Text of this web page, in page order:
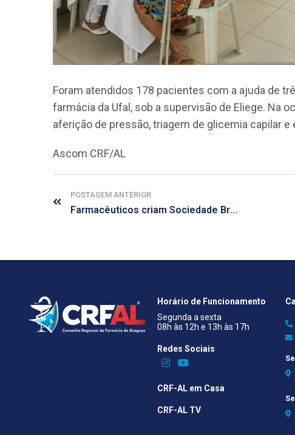
Foram atendidos 178 pacientes com a ajuda de
farmácia da Ufal, sob a supervisão de Eliege. Na
aferição de pressão, triagem de glicemia capilar
Ascom CRF/AL
POSTAGEM ANTERIOR
Farmacêuticos criam Sociedade Brasileira de Farmácia Clínica – Regional Alagoas
Horário de Funcionamento
Segunda a sexta
08h às 12h e 13h às 17h
Redes Sociais​
CRF-AL em Casa
CRF-AL TV